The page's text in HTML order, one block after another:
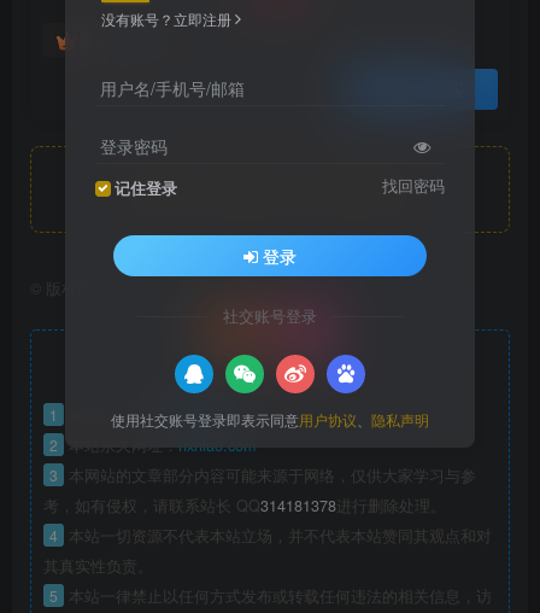
此处内容已隐藏，请付费后查看
版权声明
文章版权声
1 本网站名称：火星鸟
2 本站永久网址：hxniao.com
3
本网站的文章部分内容可能来源于网络，仅供大家学习与参
考，如有侵权，请联系站长 QQ314181378进行删除处理。
4
本站一切资源不代表本站立场，并不代表本站赞同其观点和对
其真实性负责。
5
本站一律禁止以任何方式发布或转载任何违法的相关信息，访
没有账号？立即注册
用户名/手机号/邮箱
登录密码
记住登录 找回密码
登录
社交账号登录
使用社交账号登录即表示同意用户协议 隐私声明